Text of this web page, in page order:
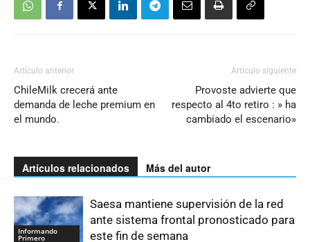
Artículo anterior
ChileMilk crecerá ante
demanda de leche premium en
el mundo.
Artículo siguiente
Provoste advierte que
respecto al 4to retiro : » ha
cambiado el escenario»
Artículos relacionados Más del autor
Informando
Primero
Saesa mantiene supervisión de la red
ante sistema frontal pronosticado para
este fin de semana